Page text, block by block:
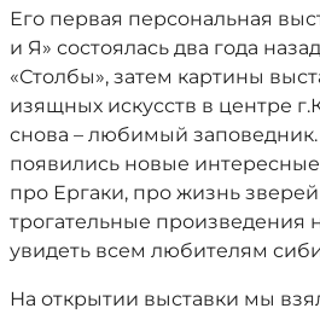
Его первая персональная
и Я» состоялась два года
«Столбы», затем картины
изящных искусств в центре
снова – любимый заповедник.
появились новые
про Ергаки, про жизнь зверей
трогательные произведения
увидеть всем любителям
На открытии выставки мы